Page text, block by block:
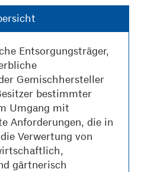
Entsorgungsträger,
Gemischhersteller
bestimmter
Umgang mit
Anforderungen, die in
Verwertung von
gärtnerisch